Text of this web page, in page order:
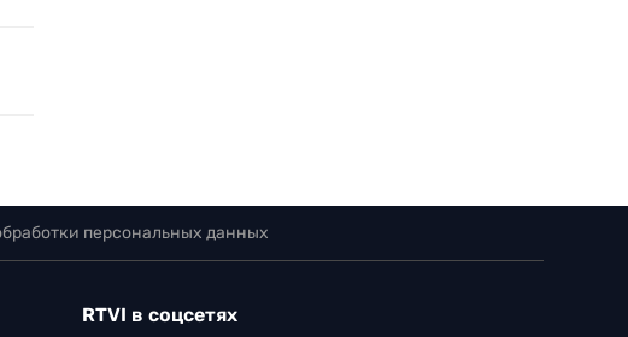
персональных данных
RTVI в соцсетях